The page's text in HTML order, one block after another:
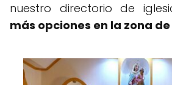
nuestro directorio de
más opciones en la zona